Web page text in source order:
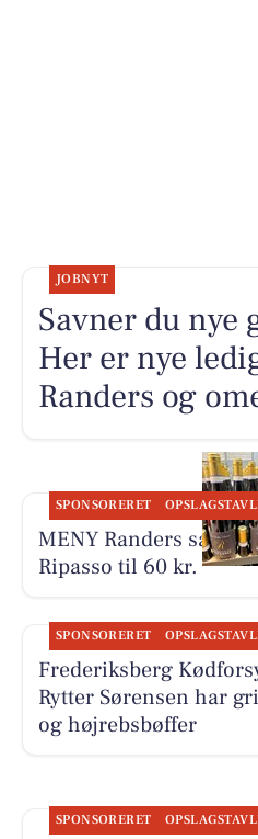
JOBNYT
Savner du nye
Her er nye
Randers og
SPONSORERET
MENY Randers sælger
Ripasso til 60 kr.
SPONSORERET
Frederiksberg
Rytter Sørensen har
og højrebsbøffer
SPONSORERET